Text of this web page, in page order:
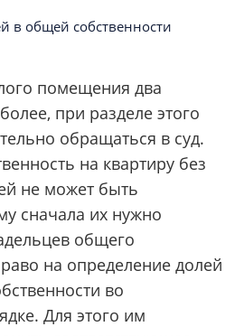
помещения два
при разделе этого
обращаться в суд.
на квартиру без
не может быть
сначала их нужно
общего
на определение долей
во
Для этого им